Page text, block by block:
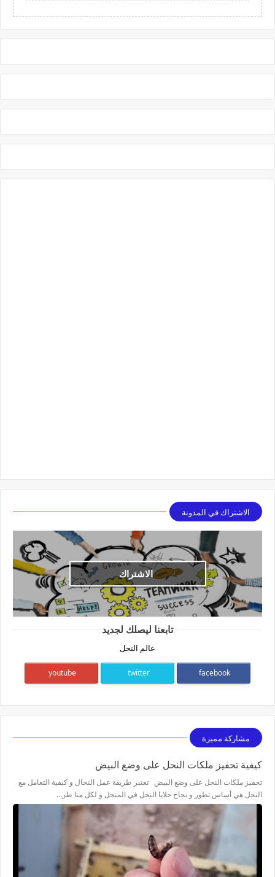
الاشتراك في المدونة
الاشتراك
تابعنا ليصلك لجديد
عالم النحل
facebook
twitter
youtube
مشاركة مميزة
كيفية تحفيز ملكات النحل على وضع البيض
تحفيز ملكات النحل على وضع البيض تعتبر طريقة عمل النحال و كيفية التعامل مع
النحل هي أساس تطور و نجاح خلايا النحل في المنحل و لكل منا طر…